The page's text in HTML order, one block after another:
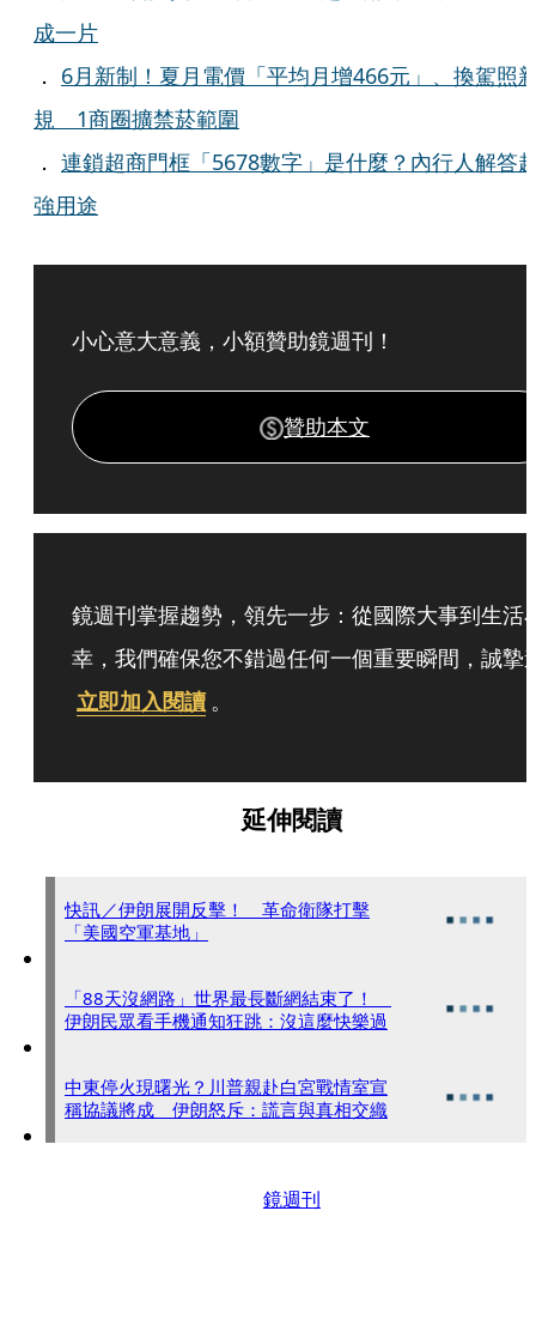
成一片
． 6月新制！夏月電價「平均月增466元」、換駕照
規 1商圈擴禁菸範圍
． 連鎖超商門框「5678數字」是什麼？內行人解答
強用途
小心意大意義，小額贊助鏡週刊！
贊助本文
鏡週刊掌握趨勢，領先一步：從國際大事到生活
幸，我們確保您不錯過任何一個重要瞬間，誠摯
立即加入閱讀 。
延伸閱讀
快訊／伊朗展開反擊！ 革命衛隊打擊
「美國空軍基地」
「88天沒網路」世界最長斷網結束了！
伊朗民眾看手機通知狂跳：沒這麼快樂過
中東停火現曙光？川普親赴白宮戰情室宣
稱協議將成 伊朗怒斥：謊言與真相交織
鏡週刊